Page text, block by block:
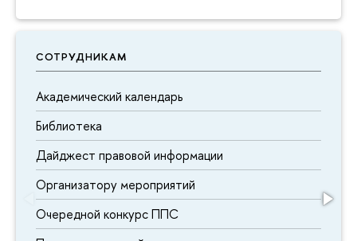
СОТРУДНИКАМ
Академический календарь
Библиотека
Дайджест правовой информации
Организатору мероприятий
Очередной конкурс ППС